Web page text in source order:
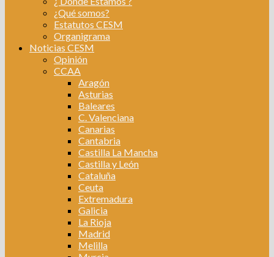
¿Qué somos?
Estatutos CESM
Organigrama
Noticias CESM
Opinión
CCAA
Aragón
Asturias
Baleares
C. Valenciana
Canarias
Cantabria
Castilla La Mancha
Castilla y León
Cataluña
Ceuta
Extremadura
Galicia
La Rioja
Madrid
Melilla